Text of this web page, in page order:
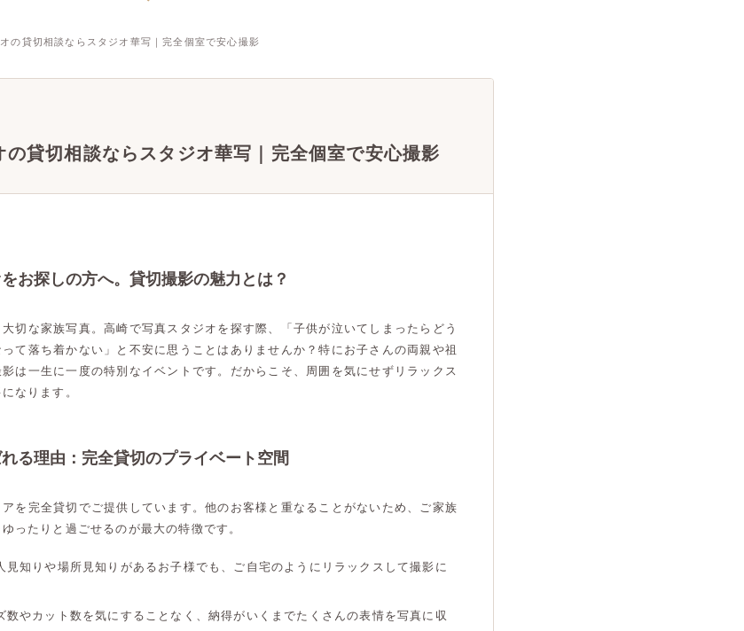
の貸切相談ならスタジオ華写｜完全個室で安心撮影
の貸切相談ならスタジオ華写｜完全個室で安心撮影
お探しの方へ。貸切撮影の魅力とは？
切な家族写真。高崎で写真スタジオを探す際、「子供が泣いてしまったらどう
て落ち着かない」と不安に思うことはありませんか？特にお子さんの両親や祖
は一生に一度の特別なイベントです。だからこそ、周囲を気にせずリラックス
なります。
る理由：完全貸切のプライベート空間
を完全貸切でご提供しています。他のお客様と重なることがないため、ご家族
ったりと過ごせるのが最大の特徴です。
見知りや場所見知りがあるお子様でも、ご自宅のようにリラックスして撮影に
数やカット数を気にすることなく、納得がいくまでたくさんの表情を写真に収